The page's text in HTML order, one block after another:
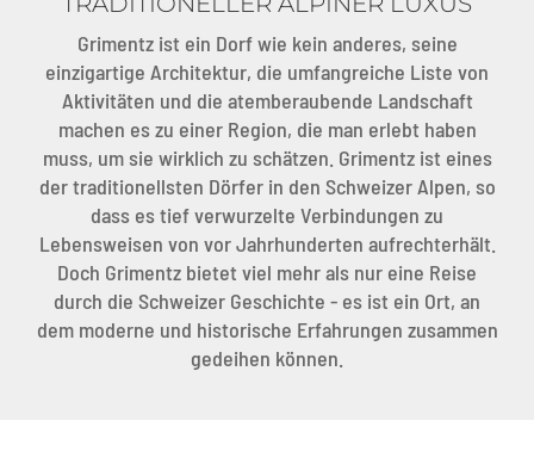
Grimentz ist ein Dorf wie kein anderes, seine
einzigartige Architektur, die umfangreiche Liste von
Aktivitäten und die atemberaubende Landschaft
machen es zu einer Region, die man erlebt haben
muss, um sie wirklich zu schätzen. Grimentz ist eines
der traditionellsten Dörfer in den Schweizer Alpen, so
dass es tief verwurzelte Verbindungen zu
Lebensweisen von vor Jahrhunderten aufrechterhält.
Doch Grimentz bietet viel mehr als nur eine Reise
durch die Schweizer Geschichte - es ist ein Ort, an
dem moderne und historische Erfahrungen zusammen
gedeihen können.